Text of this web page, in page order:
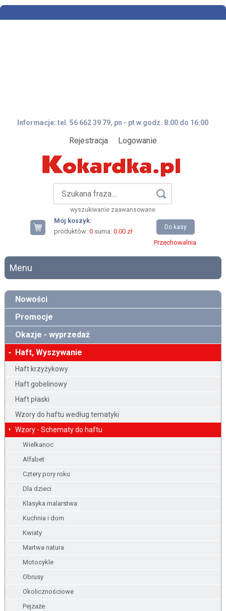
Informacje: tel. 56 662 39 79, pn - pt w godz. 8:00 do 16:00
Rejestracja Logowanie
wyszukiwanie zaawansowane
Mój koszyk:
produktów: 0suma: 0.00 zł
Do kasy
Przechowalnia
Menu
Nowości
Promocje
Okazje - wyprzedaż
Haft, Wyszywanie
Haft krzyżykowy
Haft gobelinowy
Haft płaski
Wzory do haftu według tematyki
Wzory - Schematy do haftu
Wielkanoc
Alfabet
Cztery pory roku
Dla dzieci
Klasyka malarstwa
Kuchnia i dom
Kwiaty
Martwa natura
Motocykle
Obrusy
Okolicznościowe
Pejzaże